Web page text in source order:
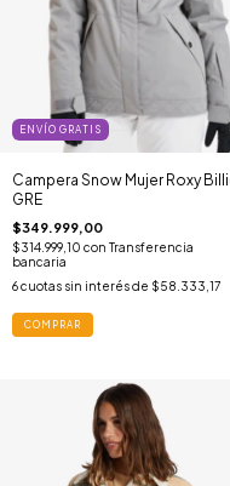
ENVÍO GRATIS
Campera Snow Mujer Roxy
GRE
$349.999,00
$314.999,10 con Transferencia
bancaria
6cuotas sin interés de $58.333,17
COMPRAR